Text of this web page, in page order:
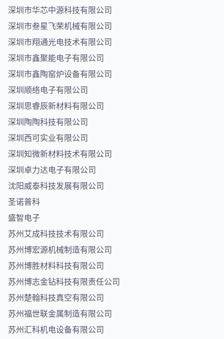
深圳市华芯中源科技有限公司
深圳市叁星飞荣机械有限公司
深圳市翔通光电技术有限公司
深圳市鑫聚能电子有限公司
深圳市鑫陶窑炉设备有限公司
深圳顺络电子有限公司
深圳思睿辰新材料有限公司
深圳陶陶科技有限公司
深圳西可实业有限公司
深圳知微新材料技术有限公司
深圳卓力达电子有限公司
沈阳威泰科技发展有限公司
圣诺普科
盛智电子
苏州艾成科技技术有限公司
苏州博宏源机械制造有限公司
苏州博胜材料科技有限公司
苏州博志金钻科技有限责任公司
苏州楚翰科技真空有限公司
苏州福世联金属制造有限公司
苏州汇科机电设备有限公司